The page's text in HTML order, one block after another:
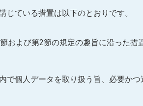
ている措置は以下のとおりです。
および第2節の規定の趣旨に沿った
で個人データを取り扱う旨、必要か